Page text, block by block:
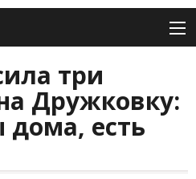
три
Дружковку:
есть